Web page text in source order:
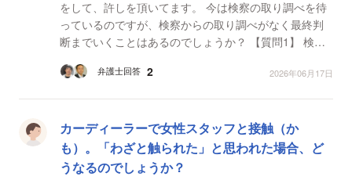
をして、許しを頂いてます。 今は検察の取り調べを待
っているのですが、検察からの取り調べがなく最終判
断までいくことはあるのでしょうか？ 【質問1】 検察
弁護士回答 2 2026年06月17日
カーディーラーで女性スタッフと接触（か
も）。「わざと触られた」と思われた場合、ど
うなるのでしょうか？